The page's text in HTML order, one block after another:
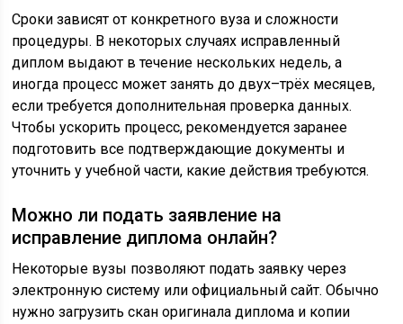
Сроки зависят от конкретного вуза и сложности
процедуры. В некоторых случаях исправленный
диплом выдают в течение нескольких недель, а
иногда процесс может занять до двух–трёх месяцев,
если требуется дополнительная проверка данных.
Чтобы ускорить процесс, рекомендуется заранее
подготовить все подтверждающие документы и
уточнить у учебной части, какие действия требуются.
Можно ли подать заявление на
исправление диплома онлайн?
Некоторые вузы позволяют подать заявку через
электронную систему или официальный сайт. Обычно
нужно загрузить скан оригинала диплома и копии